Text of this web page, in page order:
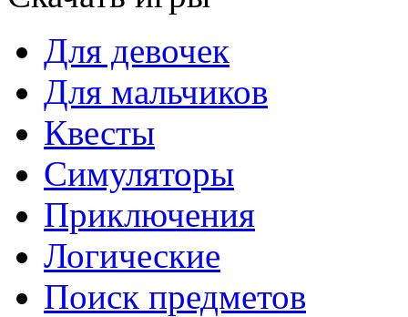
Для девочек
Для мальчиков
Квесты
Симуляторы
Приключения
Логические
Поиск предметов